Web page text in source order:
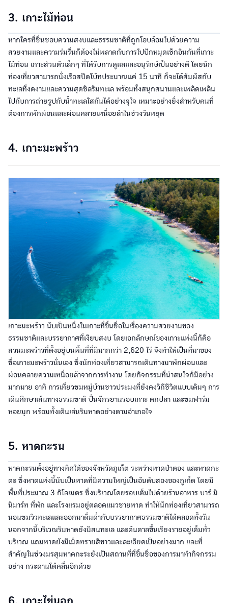
3. เกาะไม้ท่อน
หากใครที่ชื่นชอบความสงบและธรรมชาติที่ถูกโอบล้อมไปด้วยความ
สวยงามและความร่มรื่นก็ต้องไม่พลาดกับการไปปักหมุดเช็กอินกันที่เกาะ
ไม้ท่อน เกาะส่วนตัวเล็กๆ ที่ได้รับการดูแลและอนุรักษ์เป็นอย่างดี โดยนัก
ท่องเที่ยวสามารถนั่งเรือสปีดโบ๊ทประมาณแค่ 15 นาที ก็จะได้สัมผัสกับ
ทะเลที่งดงามและความสุดชิลริมทะเล พร้อมทั้งสนุกสนานและเพลิดเพลิน
ไปกับการถ่ายรูปกับน้ำทะเลใสกันได้อย่างจุใจ เหมาะอย่างยิ่งสำหรับคนที่
ต้องการพักผ่อนและผ่อนคลายเหนื่อยล้าในช่วงวันหยุด
4. เกาะมะพร้าว
เกาะมะพร้าว นับเป็นหนึ่งในเกาะที่ขึ้นชื่อในเรื่องความสวยงามของ
ธรรมชาติและบรรยากาศที่เงียบสงบ โดยเอกลักษณ์ของเกาะแห่งนี้ก็คือ
สวนมะพร้าวที่ตั้งอยู่บนพื้นที่ที่มีมากกว่า 2,620 ไร่ จึงทำให้เป็นที่มาของ
ชื่อเกาะมะพร้าวนั่นเอง ซึ่งนักท่องเที่ยวสามารถเดินทางมาพักผ่อนและ
ผ่อนคลายความเหนื่อยล้าจากการทำงาน โดยกิจกรรมที่น่าสนใจก็มีอย่าง
มากมาย อาทิ การเที่ยวชมหมู่บ้านชาวประมงที่ยังคงวิถีชีวิตแบบเดิมๆ การ
เดินศึกษาเส้นทางธรรมชาติ ปั่นจักรยานรอบเกาะ ตกปลา และชมฟาร์ม
หอยมุก พร้อมทั้งเดินเล่นริมหาดอย่างตามอำเภอใจ
5. หาดกะรน
หาดกะรนตั้งอยู่ทางทิศใต้ของจังหวัดภูเก็ต ระหว่างหาดป่าตอง และหาดกะ
ตะ ซึ่งหาดแห่งนี้นับเป็นหาดที่มีความใหญ่เป็นอันดับสองของภูเก็ต โดยมี
พื้นที่ประมาณ 3 กิโลเมตร ซึ่งบริเวณโดยรอบเต็มไปด้วยร้านอาหาร บาร์ มิ
นิมาร์ท ที่พัก และโรงแรมอยู่ตลอดแนวชายหาด ทำให้นักท่องเที่ยวสามารถ
นอนชมวิวทะเลและออกมาดื่มด่ำกับบรรยากาศธรรมชาติได้ตลอดทั้งวัน
นอกจากนี้บริเวณริมหาดยังมีสนทะเล และต้นตาลขึ้นเรียงรายอยู่เต็มทั่ว
บริเวณ แถมหาดยังมีเม็ดทรายสีขาวและละเอียดเป็นอย่างมาก และที่
สำคัญในช่วงมรสุมหาดกะระยังเป็นสถานที่ที่ขึ้นชื่อของการมาทำกิจกรรม
อย่าง กระดานโต้คลื่นอีกด้วย